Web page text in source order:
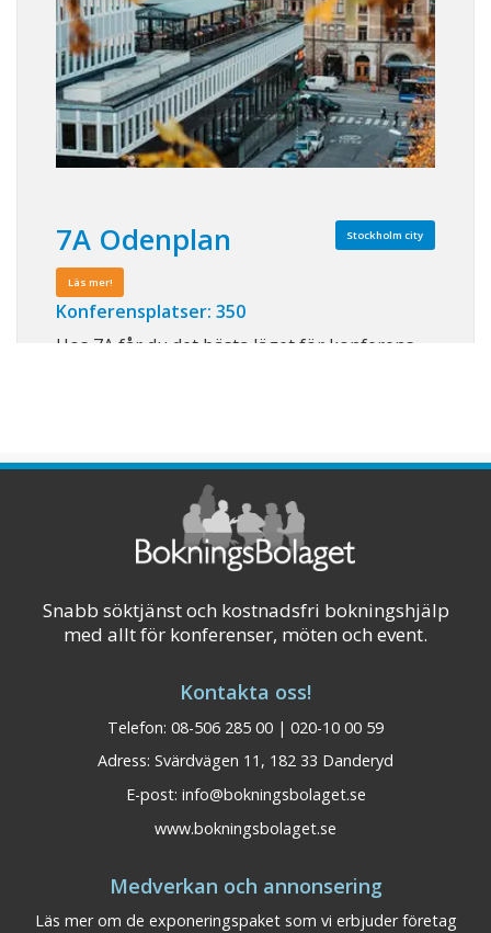
Stockholm city
7A Odenplan
Läs mer!
Konferensplatser: 350
Hos 7A får du det bästa läget för konferens
verklighet. 7A Odenplan erbjuder moderna
och flexibla konferenslokaler för både s ...
Visa på karta
Snabb söktjänst och kostnadsfri bokningshjälp
med allt för konferenser, möten och event.
Kontakta oss!
Telefon: 08-506 285 00 | 020-10 00 59
Adress: Svärdvägen 11, 182 33 Danderyd
E-post: info@bokningsbolaget.se
www.bokningsbolaget.se
Medverkan och annonsering
Läs mer om de exponeringspaket som vi erbjuder företag